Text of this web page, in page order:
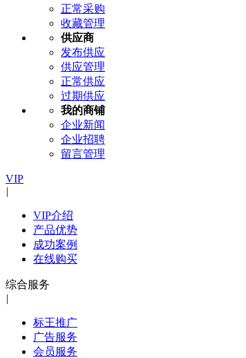
正常采购
收藏管理
供应商
发布供应
供应管理
正常供应
过期供应
我的商铺
企业新闻
企业招聘
留言管理
VIP
|
VIP介绍
产品优势
成功案例
在线购买
综合服务
|
标王推广
广告服务
会员服务